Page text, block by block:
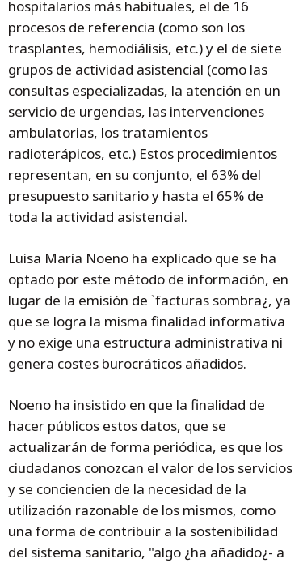
hospitalarios más habituales, el de 16
procesos de referencia (como son los
trasplantes, hemodiálisis, etc.) y el de siete
grupos de actividad asistencial (como las
consultas especializadas, la atención en un
servicio de urgencias, las intervenciones
ambulatorias, los tratamientos
radioterápicos, etc.) Estos procedimientos
representan, en su conjunto, el 63% del
presupuesto sanitario y hasta el 65% de
toda la actividad asistencial.
Luisa María Noeno ha explicado que se ha
optado por este método de información, en
lugar de la emisión de `facturas sombra¿, ya
que se logra la misma finalidad informativa
y no exige una estructura administrativa ni
genera costes burocráticos añadidos.
Noeno ha insistido en que la finalidad de
hacer públicos estos datos, que se
actualizarán de forma periódica, es que los
ciudadanos conozcan el valor de los servicios
y se conciencien de la necesidad de la
utilización razonable de los mismos, como
una forma de contribuir a la sostenibilidad
del sistema sanitario, "algo ¿ha añadido¿- a